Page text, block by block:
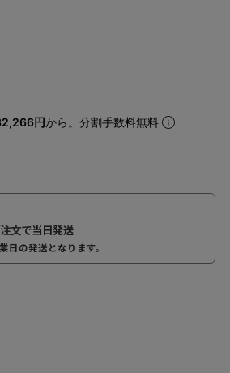
円から。分割手数料無料
文で当日発送
の発送となります。